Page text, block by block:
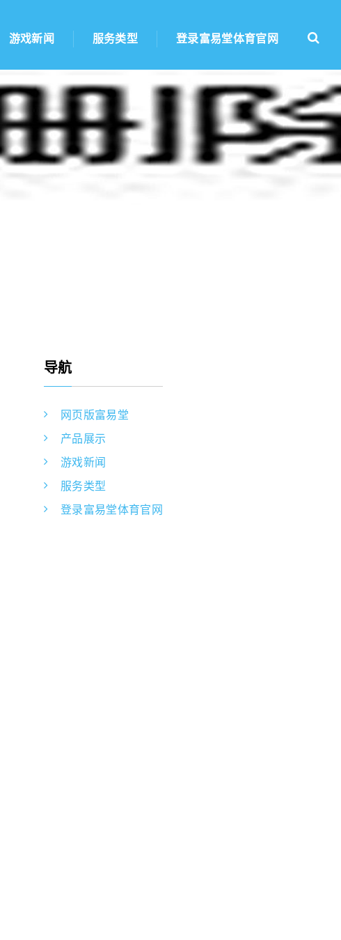
游戏新闻 服务类型 登录富易堂体育官网
导航
网页版富易堂
产品展示
游戏新闻
服务类型
登录富易堂体育官网